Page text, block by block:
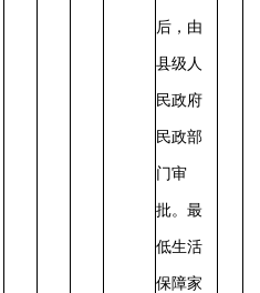
后，由
县级人
民政府
民政部
门审
批。最
低生活
保障家